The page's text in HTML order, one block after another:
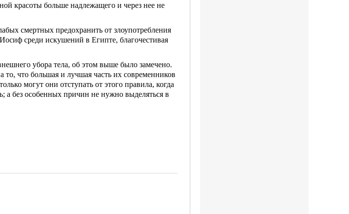
красоты больше надлежащего и через нее не
смертных пре­дохранить от злоупотребления
среди искушений в Египте, благочести­вая
убора тела, об этом выше было замечено.
что большая и лучшая часть их современ­ников
могут они от­ступать от этого правила, когда
а без особенных причин не нужно выде­ляться в